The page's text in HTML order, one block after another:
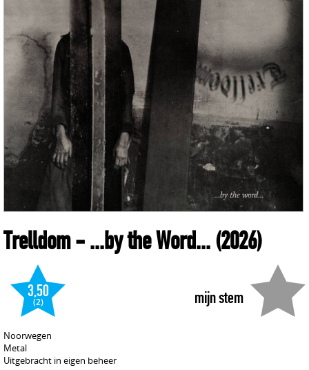
Trelldom- ...by the Word...(2026)
mijn stem
3,50
(2)
Noorwegen
Metal
Uitgebracht in eigen beheer